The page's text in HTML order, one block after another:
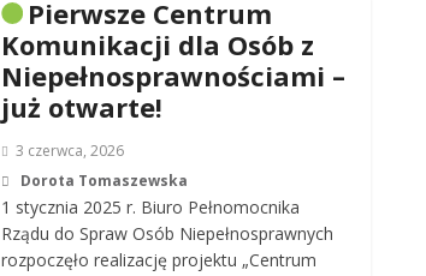
Pierwsze Centrum
Komunikacji dla Osób z
Niepełnosprawnościami –
już otwarte!
3 czerwca, 2026
Dorota Tomaszewska
1 stycznia 2025 r. Biuro Pełnomocnika
Rządu do Spraw Osób Niepełnosprawnych
rozpoczęło realizację projektu „Centrum